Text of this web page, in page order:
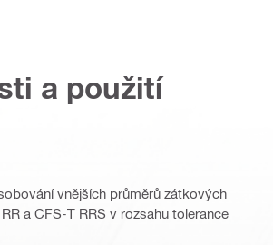
a použití
vnějších průměrů zátkových
a CFS-T RRS v rozsahu tolerance